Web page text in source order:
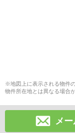
※地図上に表示される物件
物件所在地とは異なる場合
メ